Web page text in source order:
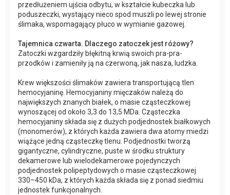
przedłużeniem ujścia odbytu, w kształcie kubeczka lub
poduszeczki, wystający nieco spod muszli po lewej stronie
ślimaka, wspomagający płuco w wymianie gazowej.
Tajemnica czwarta. Dlaczego zatoczek jest różowy?
Zatoczki wzgardziły błękitną krwią swoich pra-pra-
przodków i zamieniły ją na czerwoną, jak nasza, ludzka.
Krew większości ślimaków zawiera transportującą tlen
hemocyjaninę. Hemocyjaniny mięczaków należą do
największych znanych białek, o masie cząsteczkowej
wynoszącej od około 3,3 do 13,5 MDa. Cząsteczka
hemocyjaniny składa się z dużych podjednostek białkowych
(monomerów), z których każda zawiera dwa atomy miedzi
wiążące jedną cząsteczkę tlenu. Podjednostki tworzą
gigantyczne, cylindryczne, puste w środku struktury
dekamerowe lub wielodekamerowe pojedynczych
podjednostek polipeptydowych o masie cząsteczkowej
330–450 kDa, z których każda składa się z ponad siedmiu
jednostek funkcjonalnych.